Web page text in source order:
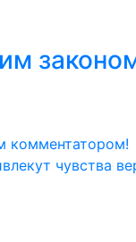
комментатором!